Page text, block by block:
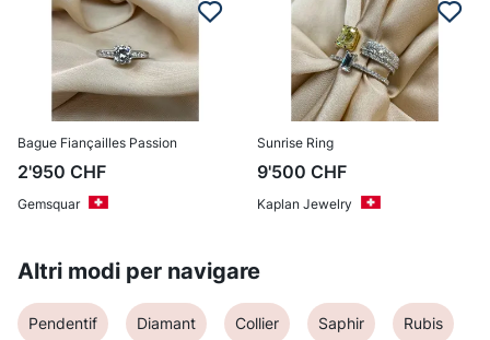
Bague Fiançailles Passion
2'950 CHF
Gemsquar
Sunrise Ring
9'500 CHF
Kaplan Jewelry
Altri modi per navigare
Pendentif Diamant Collier Saphir Rubis